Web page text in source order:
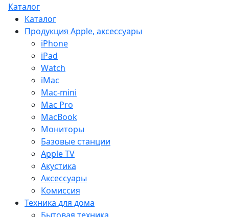
Каталог
Каталог
Продукция Apple, аксессуары
iPhone
iPad
Watch
iMac
Mac-mini
Mac Pro
MacBook
Мониторы
Базовые станции
Apple TV
Акустика
Аксессуары
Комиссия
Техника для дома